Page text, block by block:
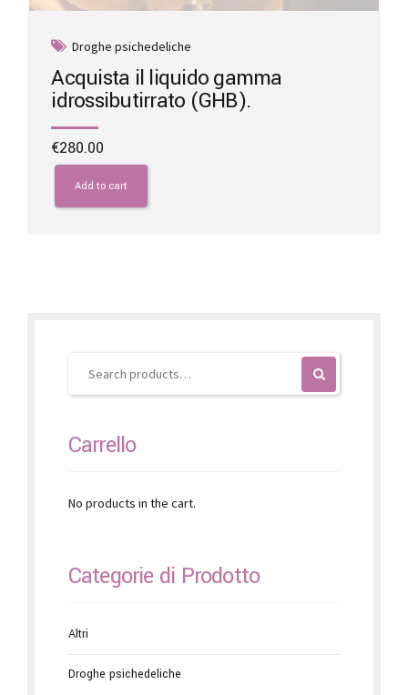
Droghe psichedeliche
Acquista il liquido gamma
idrossibutirrato (GHB).
€280.00
Add to cart
Carrello
No products in the cart.
Categorie di Prodotto
Altri
Droghe psichedeliche